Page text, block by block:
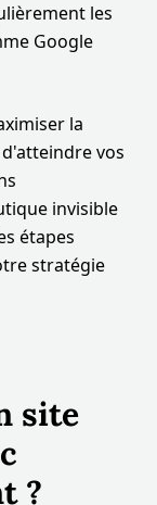
les
Google
la
vos
invisible
étapes
stratégie
site
?